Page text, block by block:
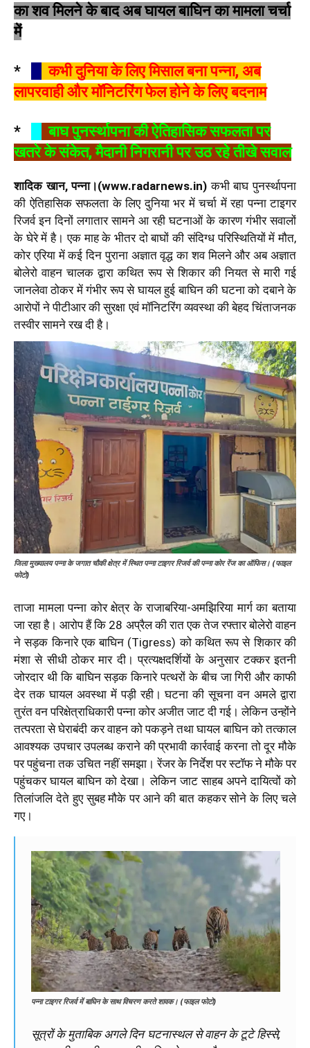
का शव मिलने के बाद अब घायल बाघिन का मामला चर्चा
में
*
कभी दुनिया के लिए मिसाल बना पन्ना, अब
लापरवाही और मॉनिटरिंग फेल होने के लिए बदनाम
*
बाघ पुनर्स्थापना की ऐतिहासिक सफलता पर
खतरे के संकेत, मैदानी निगरानी पर उठ रहे तीखे सवाल
शादिक खान, पन्ना।(www.radarnews.in) कभी बाघ पुनर्स्थापना
की ऐतिहासिक सफलता के लिए दुनिया भर में चर्चा में रहा पन्ना टाइगर
रिजर्व इन दिनों लगातार सामने आ रही घटनाओं के कारण गंभीर सवालों
के घेरे में है। एक माह के भीतर दो बाघों की संदिग्ध परिस्थितियों में मौत,
कोर एरिया में कई दिन पुराना अज्ञात वृद्ध का शव मिलने और अब अज्ञात
बोलेरो वाहन चालक द्वारा कथित रूप से शिकार की नियत से मारी गई
जानलेवा ठोकर में गंभीर रूप से घायल हुई बाघिन की घटना को दबाने के
आरोपों ने पीटीआर की सुरक्षा एवं मॉनिटरिंग व्यवस्था की बेहद चिंताजनक
तस्वीर सामने रख दी है।
जिला मुख्यालय पन्ना के जगात चौकी क्षेत्र में स्थित पन्ना टाइगर रिजर्व की पन्ना कोर रेंज का ऑफिस। (फाइल
फोटो)
ताजा मामला पन्ना कोर क्षेत्र के राजाबरिया-अमझिरिया मार्ग का बताया
जा रहा है। आरोप हैं कि 28 अप्रैल की रात एक तेज रफ्तार बोलेरो वाहन
ने सड़क किनारे एक बाघिन (Tigress) को कथित रूप से शिकार की
मंशा से सीधी ठोकर मार दी। प्रत्यक्षदर्शियों के अनुसार टक्कर इतनी
जोरदार थी कि बाघिन सड़क किनारे पत्थरों के बीच जा गिरी और काफी
देर तक घायल अवस्था में पड़ी रही। घटना की सूचना वन अमले द्वारा
तुरंत वन परिक्षेत्राधिकारी पन्ना कोर अजीत जाट दी गई। लेकिन उन्होंने
तत्परता से घेराबंदी कर वाहन को पकड़ने तथा घायल बाघिन को तत्काल
आवश्यक उपचार उपलब्ध कराने की प्रभावी कार्रवाई करना तो दूर मौके
पर पहुंचना तक उचित नहीं समझा। रेंजर के निर्देश पर स्टॉफ ने मौके पर
पहुंचकर घायल बाघिन को देखा। लेकिन जाट साहब अपने दायित्वों को
तिलांजलि देते हुए सुबह मौके पर आने की बात कहकर सोने के लिए चले
गए।
पन्ना टाइगर रिजर्व में बाघिन के साथ विचरण करते शावक। (फाइल फोटो)
सूत्रों के मुताबिक अगले दिन घटनास्थल से वाहन के टूटे हिस्से,